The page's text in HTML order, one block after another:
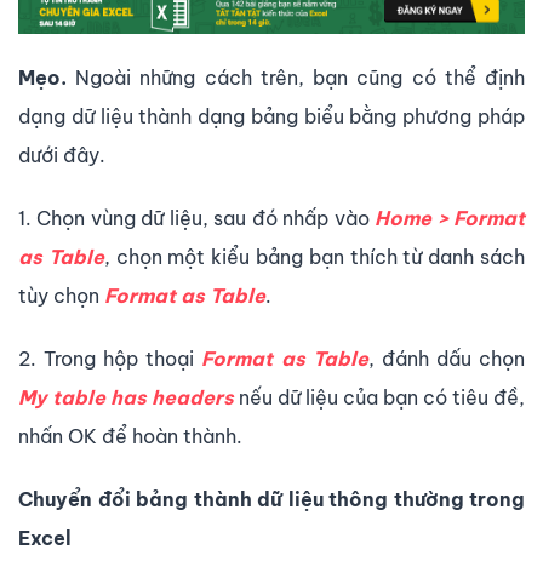
Mẹo. Ngoài những cách trên, bạn cũng có thể định
dạng dữ liệu thành dạng bảng biểu bằng phương pháp
dưới đây.
1. Chọn vùng dữ liệu, sau đó nhấp vào Home > Format
as Table, chọn một kiểu bảng bạn thích từ danh sách
tùy chọn Format as Table.
2. Trong hộp thoại Format as Table, đánh dấu chọn
My table has headers nếu dữ liệu của bạn có tiêu đề,
nhấn OK để hoàn thành.
Chuyển đổi bảng thành dữ liệu thông thường trong
Excel